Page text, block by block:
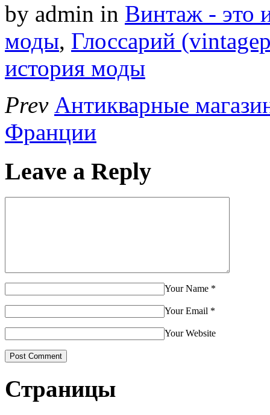
by admin in Винтаж - это
моды, Глоссарий
история моды
Prev Антикварные
Франции
Leave a Reply
Your Name *
Your Email *
Your Website
Страницы